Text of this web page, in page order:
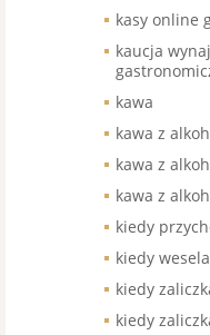
kasy online
kaucja
kawa
kawa z
kawa z
kawa z
kiedy
kiedy
kiedy
kiedy